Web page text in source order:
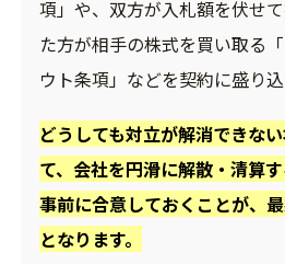
項」や、双方が入札額を伏せ
た方が相手の株式を買い取る
ウト条項」などを契約に盛り込
どうしても対立が解消できな
て、会社を円滑に解散・清算
事前に合意しておくことが、
となります。